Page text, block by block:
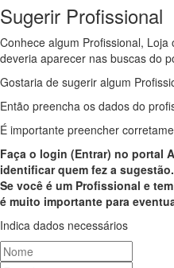
Sugerir Profissional
Conhece algum Profissional,
deveria aparecer nas buscas do
Gostaria de sugerir algum
Então preencha os dados do
É importante preencher
Faça o login (Entrar) no portal
identificar quem fez a sugestão.
Se você é um Profissional e
é muito importante para
Indica dados necessários